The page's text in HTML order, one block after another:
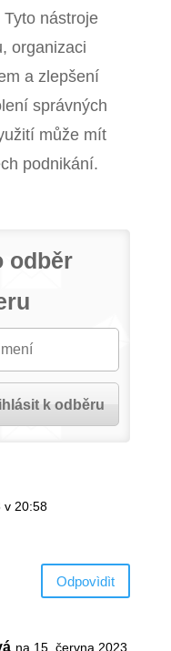
Tyto nástroje
organizaci
a zlepšení
správných
může mít
podnikání.
odběr
v 20:58
Odpovìdìt
na 15. června 2023